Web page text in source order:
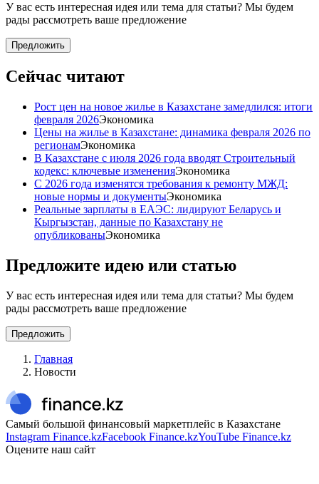
У вас есть интересная идея или тема для статьи? Мы будем
рады рассмотреть ваше предложение
Предложить
Сейчас читают
Рост цен на новое жилье в Казахстане замедлился: итоги
февраля 2026Экономика
Цены на жилье в Казахстане: динамика февраля 2026 по
регионамЭкономика
В Казахстане с июля 2026 года вводят Строительный
кодекс: ключевые измененияЭкономика
С 2026 года изменятся требования к ремонту МЖД:
новые нормы и документыЭкономика
Реальные зарплаты в ЕАЭС: лидируют Беларусь и
Кыргызстан, данные по Казахстану не
опубликованыЭкономика
Предложите идею или статью
У вас есть интересная идея или тема для статьи? Мы будем
рады рассмотреть ваше предложение
Предложить
Главная
Новости
Самый большой финансовый маркетплейс в Казахстане
Instagram Finance.kzFacebook Finance.kzYouTube Finance.kz
Оцените наш сайт